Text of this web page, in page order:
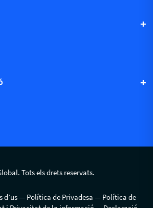
Tots els drets reservats.
d’us Política de Privadesa
Política de